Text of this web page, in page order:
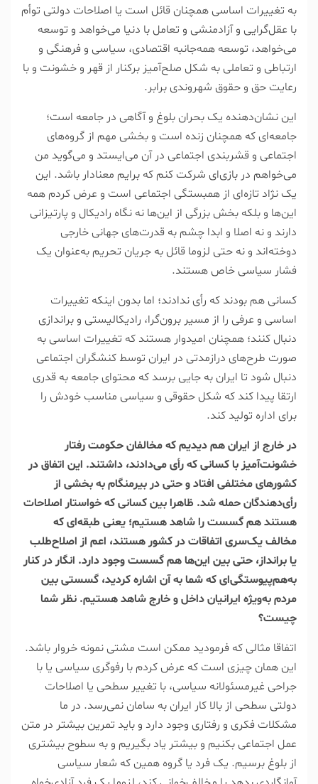
به تغییرات اساسی همچنان قائل است یا اصلاحات دولتی توأم
با عقل‌گرایی و آزادمنشی و تعامل با دنیا می‌خواهد و توسعه
می‌خواهد، توسعه همه‌جانبه اقتصادی، سیاسی و فرهنگی و
ارتباطی و تعاملی به شکل صلح‌آمیز برکنار از قهر و خشونت و با
رعایت حق و حقوق شهروندی برابر.
این نشان‌دهنده یک بحران بلوغ و آگاهی در جامعه است؛
جامعه‌ای که همچنان زنده است و بخشی مهم از گروه‌های
اجتماعی و قشربندی اجتماعی در آن می‌ایستد و می‌گوید من
می‌خواهم در بازی‌ای شرکت کنم که برایم معنادار باشد. این
یک نژاد تازه‌ای از همبستگی اجتماعی است و عرض کردم همه
این‌ها و بلکه بخش بزرگی از این‌ها نه نگاه رادیکال و پارتیزانی
دارند و نه اصلا و ابدا چشم به قدرت‌های جهانی خارجی
دوخته‌اند و نه حتی لزوما قائل به جریان تحریم به‌عنوان یک
فشار سیاسی خاص هستند.
کسانی هم بودند که رأی ندادند؛ اما بدون اینکه تغییرات
اساسی و عرفی را از مسیر برون‌گرا، رادیکالیستی و براندازی
دنبال کنند؛ همچنان امیدوار هستند که تغییرات اساسی به
صورت طرح‌های درازمدتی در ایران توسط کنشگران اجتماعی
دنبال شود تا ایران به جایی برسد که محتوای جامعه به قدری
ارتقا پیدا کند که شکل حقوقی و سیاسی مناسب خودش را
برای اداره تولید کند.
‌در خارج از ایران هم دیدیم که مخالفان حکومت رفتار
خشونت‌آمیز با کسانی که رأی می‌دادند، داشتند. این اتفاق در
کشور‌های مختلفی افتاد و حتی در بیرمنگام به بخشی از
رأی‌دهندگان حمله شد. ظاهرا بین کسانی که خواستار اصلاحات
هستند هم گسست را شاهد هستیم؛ یعنی طبقه‌ای که
مخالف یک‌سری اتفاقات در کشور هستند، اعم از اصلاح‌طلب
یا برانداز، حتی بین این‌ها هم گسست وجود دارد. انگار در کنار
به‌هم‌پیوستگی‌ای که شما به آن اشاره کردید، گسستی بین
مردم به‌ویژه ایرانیان داخل و خارج شاهد هستیم. نظر شما
چیست؟
اتفاقا مثالی که فرمودید ممکن است مشتی نمونه خروار باشد.
این همان چیزی است که عرض کردم با رفوگری سیاسی یا با
جراحی غیرمسئولانه سیاسی، با تغییر سطحی یا اصلاحات
دولتی سطحی از بالا کار ایران به سامان نمی‌رسد. در ما
مشکلات فکری و رفتاری وجود دارد و باید تمرین بیشتر در متن
عمل اجتماعی بکنیم و بیشتر یاد بگیریم و به سطوح بیشتری
از بلوغ برسیم. یک فرد یا گروه همین که شعار سیاسی